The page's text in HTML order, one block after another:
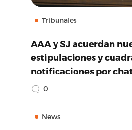
Tribunales
AAA y SJ acuerdan
estipulaciones y
notificaciones por
0
News